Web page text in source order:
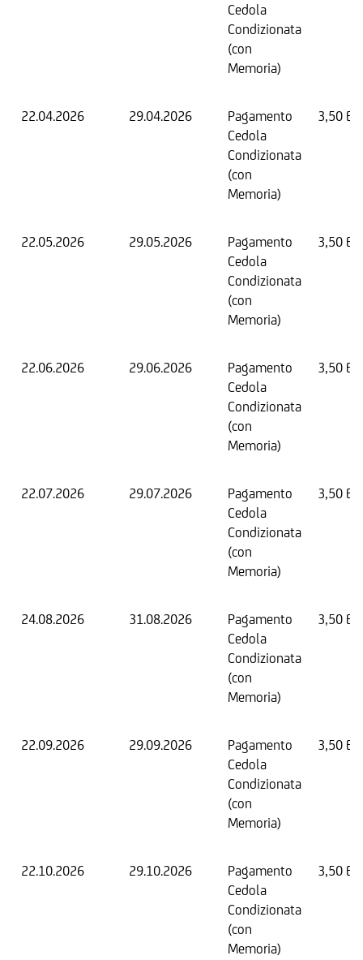
Cedola
Condizionata
(con
Memoria)
22.04.2026 29.04.2026
Pagamento
Cedola
Condizionata
(con
Memoria)
3,50
22.05.2026 29.05.2026
Pagamento
Cedola
Condizionata
(con
Memoria)
3,50
22.06.2026 29.06.2026
Pagamento
Cedola
Condizionata
(con
Memoria)
3,50
22.07.2026 29.07.2026
Pagamento
Cedola
Condizionata
(con
Memoria)
3,50
24.08.2026 31.08.2026
Pagamento
Cedola
Condizionata
(con
Memoria)
3,50
22.09.2026 29.09.2026
Pagamento
Cedola
Condizionata
(con
Memoria)
3,50
22.10.2026 29.10.2026
Pagamento
Cedola
Condizionata
(con
Memoria)
3,50